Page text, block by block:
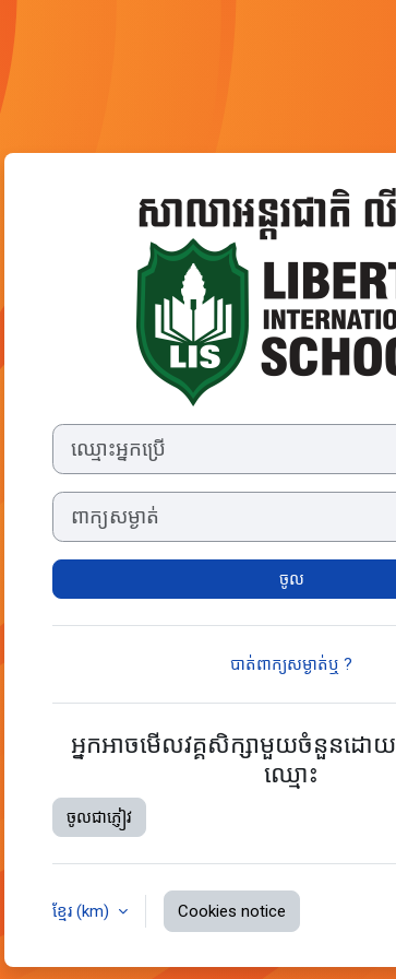
ចូលទៅ
ឈ្មោះអ្នកប្រើ
ពាក្យសម្ងាត់
ចូល
បាត់ពាក្យសម្ងាត់ឬ ?
អ្នកអាចមើលវគ្គសិក្សាមួយចំនួនដោ
ឈ្មោះ
ចូលជាភ្ញៀវ
ខ្មែរ ‎(km)‎ Cookies notice